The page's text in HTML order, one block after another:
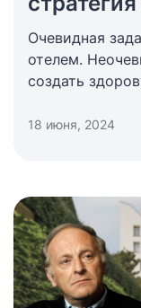
Очевидная
отелем.
создать
сотрудника
skills?
с другими
мы
генеральным
18 июня, 2024